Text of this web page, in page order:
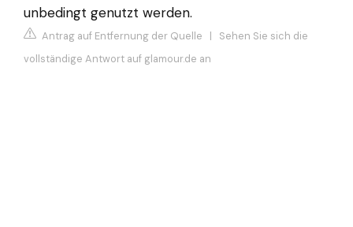
unbedingt genutzt werden.
Antrag auf Entfernung der Quelle | Sehen Sie sich die
vollständige Antwort auf glamour.de an